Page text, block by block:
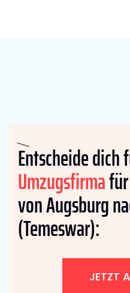
Entscheide dich
Umzugsfirma
von Augsburg
(Temeswar):
JETZT